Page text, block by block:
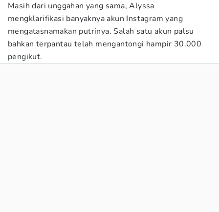
Masih dari unggahan yang sama, Alyssa
mengklarifikasi banyaknya akun Instagram yang
mengatasnamakan putrinya. Salah satu akun palsu
bahkan terpantau telah mengantongi hampir 30.000
pengikut.